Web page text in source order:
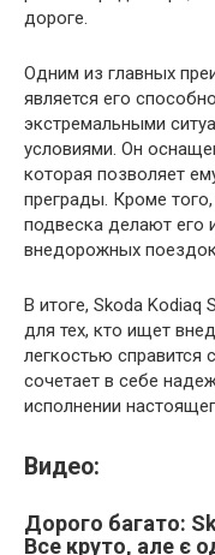
дороге.
Одним из главных
является его
экстремальными
условиями. Он
которая позволяет
преграды. Кроме
подвеска делают
внедорожных
В итоге, Skoda
для тех, кто ищет
легкостью
сочетает в себе
исполнении
Видео:
Дорого багато:
Все круто, але є